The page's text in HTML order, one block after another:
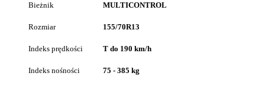
Bieżnik MULTICONTROL
Rozmiar 155/70R13
Indeks prędkości T do 190 km/h
Indeks nośności 75 - 385 kg